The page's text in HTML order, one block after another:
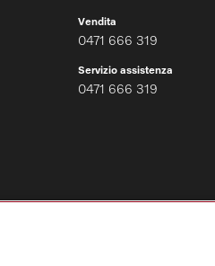
Vendita
0471 666 319
Servizio assistenza
0471 666 319